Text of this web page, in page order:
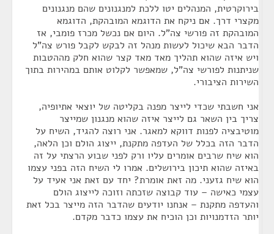
בירוקרטית, המנהלים יטו ללכת למנגנונים שהם מנגנונים
מקצרי דרך. אם ניקח את הדוגמא המובהקת, הדוגמא
המובהקת זה פורשי צה"ל. היום אם נכשל מכרז פומבי, אז
הדבר הבא שיכול לעשות מנהל זה לבקש לקבל פורש צה"ל
ויש איזה שהוא תהליך מאד מאד קצר שהוא חלק מההטבות
שניתנות לפורשי צה"ל, שמאפשר לקלוט אותם במהירות בתוך
השירות הציבורי.
אני חשבתי שכדי לייצר מפנה בקליטה של יוצאי אתיופיה,
צריך בין השאר גם לייצר איזה שהוא מנגנון שמייצר
מוטיבציה לפנות דווקא למאגר. אני רוצה להגיד, השיח על
הדבר הזה בכלל של העדפה מתקנת, ייצוג הולם וכן הלאה,
הוא שיח שרבים אומרים עליו ורק לפני שבוע הרצתי על זה
באיזה שהוא תיכון בירושלים. אמרו לי השיח הזה בפני עצמו
הוא שיח גזעני. מה זאת אומרת? יחד עם זאת אני אעיד על
עצמי כאישה – עוד קבוצה שזכתה וזוכה לייצוג הולם
והעדפה מתקנת – אנחנו יודעים שהדבר הזה מייצר בכל זאת
יותר הזדמנויות וכן הוכיח את עצמו כדבר מקדם.